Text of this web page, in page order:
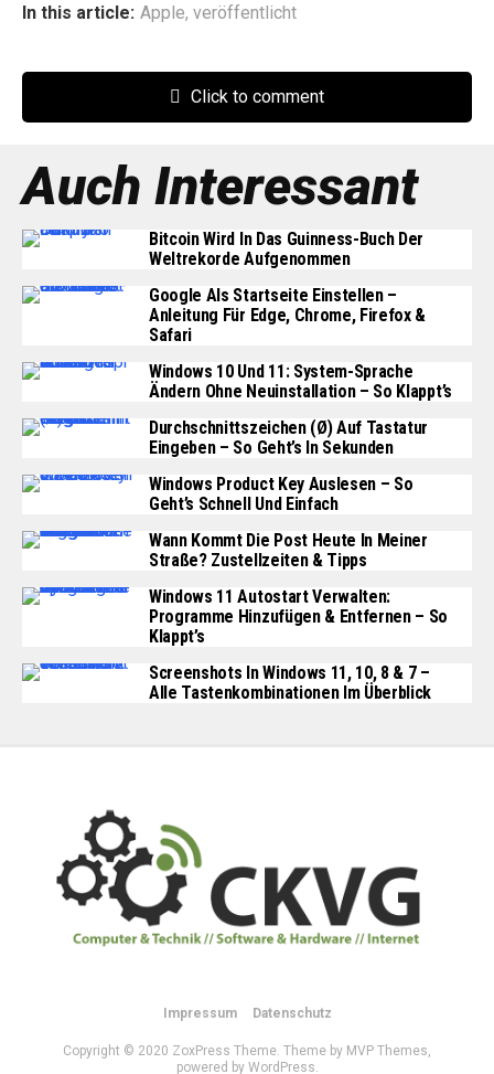
In this article: Apple, veröffentlicht
Click to comment
Auch Interessant
Bitcoin Wird In Das Guinness-Buch Der
Weltrekorde Aufgenommen
Google Als Startseite Einstellen –
Anleitung Für Edge, Chrome, Firefox &
Safari
Windows 10 Und 11: System-Sprache
Ändern Ohne Neuinstallation – So Klappt’s
Durchschnittszeichen (Ø) Auf Tastatur
Eingeben – So Geht’s In Sekunden
Windows Product Key Auslesen – So
Geht’s Schnell Und Einfach
Wann Kommt Die Post Heute In Meiner
Straße? Zustellzeiten & Tipps
Windows 11 Autostart Verwalten:
Programme Hinzufügen & Entfernen – So
Klappt’s
Screenshots In Windows 11, 10, 8 & 7 –
Alle Tastenkombinationen Im Überblick
Impressum Datenschutz
Copyright © 2020 ZoxPress Theme. Theme by MVP Themes,
powered by WordPress.